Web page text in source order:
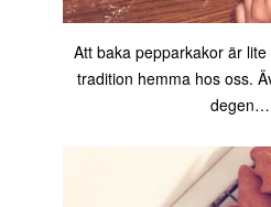
Att baka pepparkakor är
tradition hemma hos oss.